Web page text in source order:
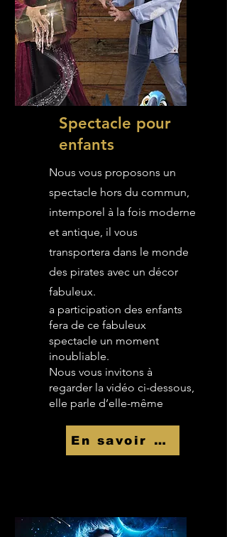
Spectacle pour
enfants
Nous vous proposons un
spectacle hors du commun,
intemporel à la fois moderne
et antique, il vous
transportera dans le monde
des pirates avec un décor
fabuleux.
a participation des enfants
fera de ce fabuleux
spectacle un moment
inoubliable.
Nous vous invitons à
regarder la vidéo ci-dessous,
elle parle d’elle-même
En savoir Plus